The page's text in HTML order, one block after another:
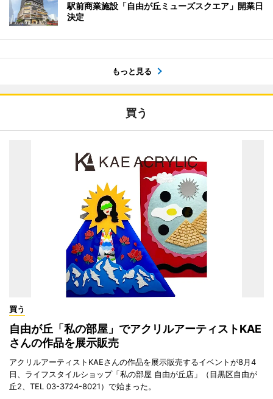
駅前商業施設「自由が丘ミューズスクエア」開業日
決定
もっと見る
買う
買う
自由が丘「私の部屋」でアクリルアーティストKAE
さんの作品を展示販売
アクリルアーティストKAEさんの作品を展示販売するイベントが8月4
日、ライフスタイルショップ「私の部屋 自由が丘店」（目黒区自由が
丘2、TEL 03-3724-8021）で始まった。